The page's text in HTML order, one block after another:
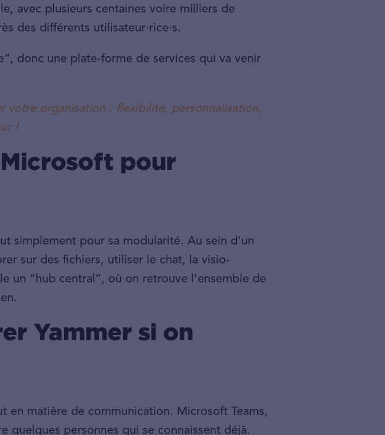
avec plusieurs centaines voire milliers de
des différents utilisateur·rice·s.
donc une plate-forme de services qui va venir
votre organisation : flexibilité, personnalisation,
!
pour
simplement pour sa modularité. Au sein d’un
sur des fichiers, utiliser le chat, la visio-
un “hub central”, où on retrouve l’ensemble de
Yammer si on
en matière de communication. Microsoft Teams,
quelques personnes qui se connaissent déjà.